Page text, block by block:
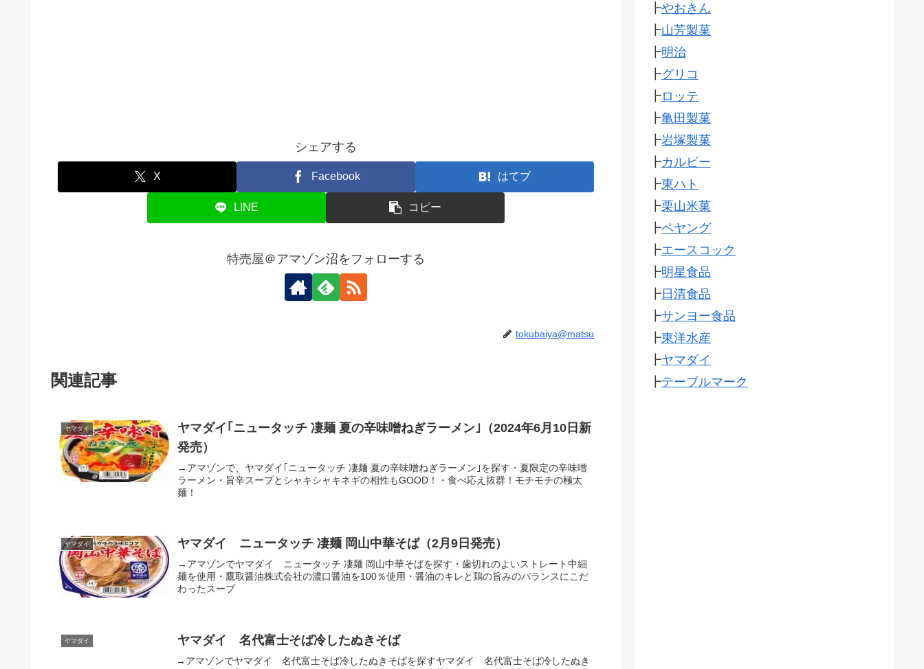
シェアする
X Facebook はてブ
LINE コピー
特売屋＠アマゾン沼をフォローする
tokubaiya@matsu
関連記事
ヤマダイ
ヤマダイ｢ニュータッチ 凄麺 夏の辛味噌󠄀ねぎラーメン｣（2024年6月10日新
発売）
→アマゾンで、ヤマダイ｢ニュータッチ 凄麺 夏の辛味噌󠄀ねぎラーメン｣を探す・夏限定の辛味噌
ラーメン・旨辛スープとシャキシャキネギの相性もGOOD！・食べ応え抜群！モチモチの極太
麺！
ヤマダイ ヤマダイ ニュータッチ 凄麺 岡山中華そば（2月9日発売）
→アマゾンでヤマダイ ニュータッチ 凄麺 岡山中華そばを探す・歯切れのよいストレート中細
麺を使用・鷹取醤油株式会社の濃口醤油を100％使用・醤油のキレと鶏の旨みのバランスにこだ
わったスープ
ヤマダイ ヤマダイ 名代富士そば冷したぬきそば
→アマゾンでヤマダイ 名代富士そば冷したぬきそばを探すヤマダイ 名代富士そば冷したぬき
┣やおきん
┣山芳製菓
┣明治
┣グリコ
┣ロッテ
┣亀田製菓
┣岩塚製菓
┣カルビー
┣東ハト
┣栗山米菓
┣ペヤング
┣エースコック
┣明星食品
┣日清食品
┣サンヨー食品
┣東洋水産
┣ヤマダイ
┣テーブルマーク